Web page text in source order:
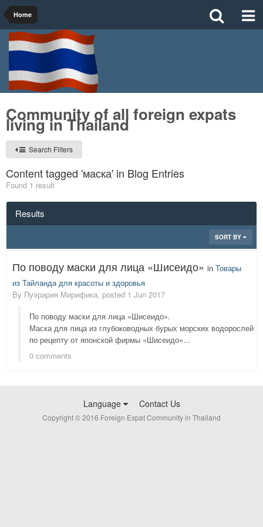
Home
Community of all foreign expats
living in Thailand
Search Filters
Content tagged 'маска' in Blog Entries
Found 1 result
Results
SORT BY
По поводу маски для лица «Шисеидо» in Товары
из Тайланда для красоты и здоровья
By Пуэрария Мирифика, posted 1 Jun 2017
По поводу маски для лица «Шисеидо».
Маска для лица из глубоководных бурых морских водорослей
по рецепту от японской фирмы «Шисеидо»...
0 comments
Language Contact Us
Copyright © 2016 Foreign Expat Community in Thailand